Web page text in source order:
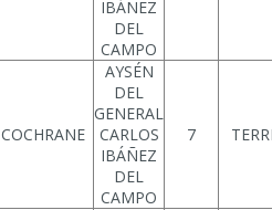
IBÁÑEZ
DEL
CAMPO
COCHRANE
AYSÉN
DEL
GENERAL
CARLOS
IBÁÑEZ
DEL
CAMPO
7